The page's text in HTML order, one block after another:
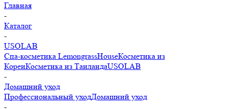
Главная
-
Каталог
-
USOLAB
Спа-косметика LemongrassHouseКосметика из
КореиКосметика из ТаиландаUSOLAB
-
Домашний уход
Профессиональный уходДомашний уход
-